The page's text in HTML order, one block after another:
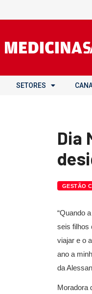
SETORES
Dia
GESTÃO
“Quando
seis filhos
viajar e o
ano a
da
Moradora